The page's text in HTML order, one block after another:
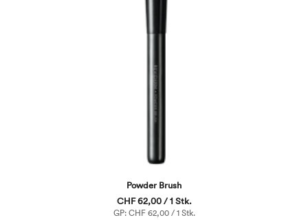
Powder Brush
CHF 62,00 / 1 Stk.
GP: CHF 62,00 / 1 Stk.